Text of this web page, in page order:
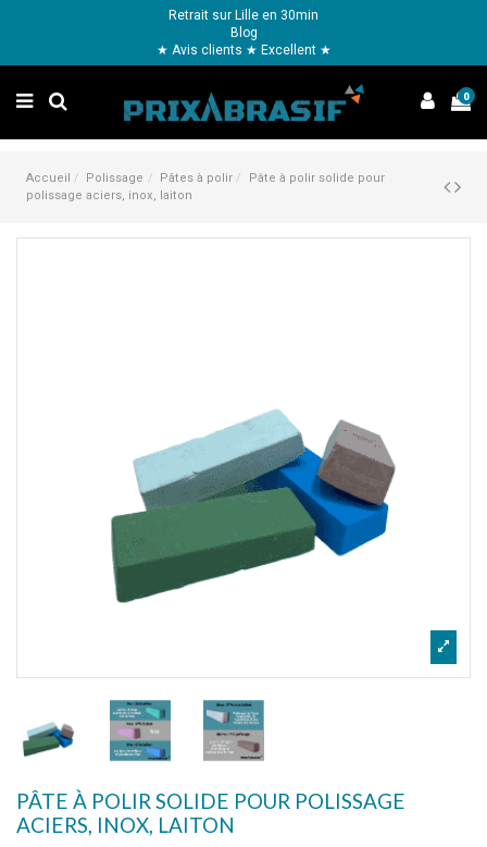
Retrait sur Lille en 30min
Blog
★ Avis clients ★ Excellent ★
0
Accueil Polissage Pâtes à polir
Pâte à polir solide pour
polissage aciers, inox, laiton
PÂTE À POLIR SOLIDE POUR POLISSAGE
ACIERS, INOX, LAITON